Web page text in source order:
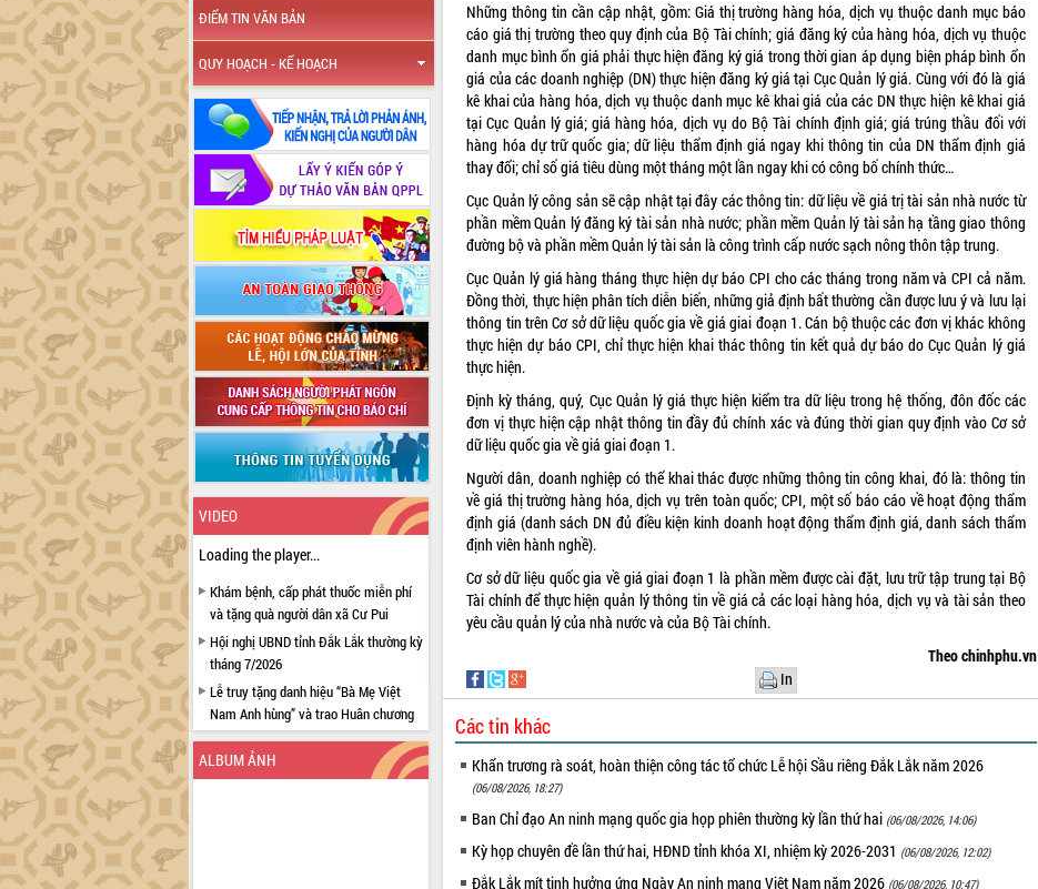
ĐIỂM TIN VĂN BẢN
QUY HOẠCH - KẾ HOẠCH
VIDEO
Loading the player...
Khám bệnh, cấp phát thuốc miễn phí
và tặng quà người dân xã Cư Pui
Hội nghị UBND tỉnh Đắk Lắk thường kỳ
tháng 7/2026
Lễ truy tặng danh hiệu “Bà Mẹ Việt
Nam Anh hùng” và trao Huân chương
Lao động
UBND tỉnh Đắk Lắk triển khai nhiệm
vụ 6 tháng cuối năm 2026
ALBUM ẢNH
Những thông tin cần cập nhật, gồm: Giá thị trường hàng hóa, dịch vụ thuộc danh mục báo
cáo giá thị trường theo quy định của Bộ Tài chính; giá đăng ký của hàng hóa, dịch vụ thuộc
danh mục bình ổn giá phải thực hiện đăng ký giá trong thời gian áp dụng biện pháp bình ổn
giá của các doanh nghiệp (DN) thực hiện đăng ký giá tại Cục Quản lý giá. Cùng với đó là giá
kê khai của hàng hóa, dịch vụ thuộc danh mục kê khai giá của các DN thực hiện kê khai giá
tại Cục Quản lý giá; giá hàng hóa, dịch vụ do Bộ Tài chính định giá; giá trúng thầu đối với
hàng hóa dự trữ quốc gia; dữ liệu thẩm định giá ngay khi thông tin của DN thẩm định giá
thay đổi; chỉ số giá tiêu dùng một tháng một lần ngay khi có công bố chính thức…
Cục Quản lý công sản sẽ cập nhật tại đây các thông tin: dữ liệu về giá trị tài sản nhà nước từ
phần mềm Quản lý đăng ký tài sản nhà nước; phần mềm Quản lý tài sản hạ tầng giao thông
đường bộ và phần mềm Quản lý tài sản là công trình cấp nước sạch nông thôn tập trung.
Cục Quản lý giá hàng tháng thực hiện dự báo CPI cho các tháng trong năm và CPI cả năm.
Đồng thời, thực hiện phân tích diễn biến, những giả định bất thường cần được lưu ý và lưu lại
thông tin trên Cơ sở dữ liệu quốc gia về giá giai đoạn 1. Cán bộ thuộc các đơn vị khác không
thực hiện dự báo CPI, chỉ thực hiện khai thác thông tin kết quả dự báo do Cục Quản lý giá
thực hiện.
Định kỳ tháng, quý, Cục Quản lý giá thực hiện kiểm tra dữ liệu trong hệ thống, đôn đốc các
đơn vị thực hiện cập nhật thông tin đầy đủ chính xác và đúng thời gian quy định vào Cơ sở
dữ liệu quốc gia về giá giai đoạn 1.
Người dân, doanh nghiệp có thể khai thác được những thông tin công khai, đó là: thông tin
về giá thị trường hàng hóa, dịch vụ trên toàn quốc; CPI, một số báo cáo về hoạt động thẩm
định giá (danh sách DN đủ điều kiện kinh doanh hoạt động thẩm định giá, danh sách thẩm
định viên hành nghề).
Cơ sở dữ liệu quốc gia về giá giai đoạn 1 là phần mềm được cài đặt, lưu trữ tập trung tại Bộ
Tài chính để thực hiện quản lý thông tin về giá cả các loại hàng hóa, dịch vụ và tài sản theo
yêu cầu quản lý của nhà nước và của Bộ Tài chính.
Theo chinhphu.vn
In
Các tin khác
Khẩn trương rà soát, hoàn thiện công tác tổ chức Lễ hội Sầu riêng Đắk Lắk năm 2026
(06/08/2026, 18:27)
Ban Chỉ đạo An ninh mạng quốc gia họp phiên thường kỳ lần thứ hai (06/08/2026, 14:06)
Kỳ họp chuyên đề lần thứ hai, HĐND tỉnh khóa XI, nhiệm kỳ 2026-2031 (06/08/2026, 12:02)
Đắk Lắk mít tinh hưởng ứng Ngày An ninh mạng Việt Nam năm 2026 (06/08/2026, 10:47)